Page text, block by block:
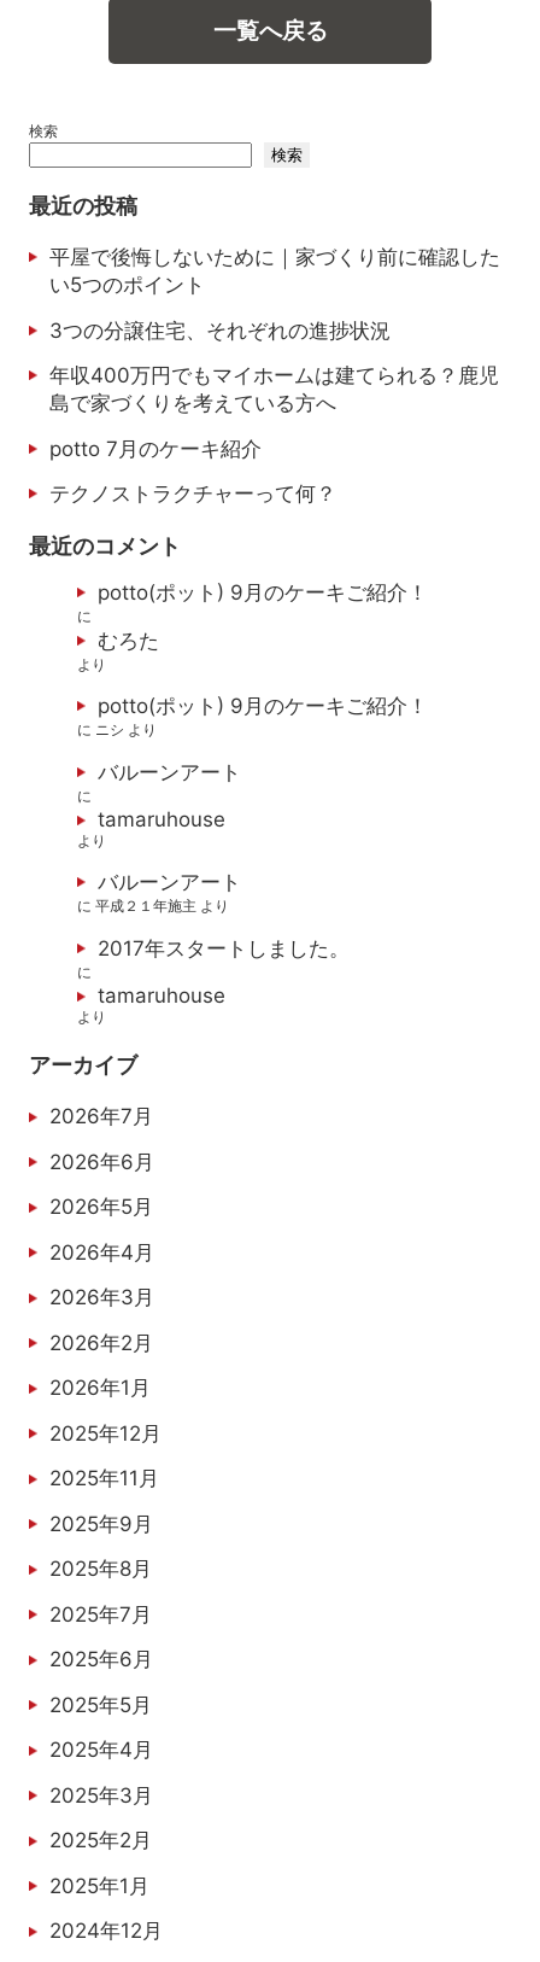
一覧へ戻る
検索
検索
最近の投稿
平屋で後悔しないために｜家づくり前に確認した
い5つのポイント
3つの分譲住宅、それぞれの進捗状況
年収400万円でもマイホームは建てられる？鹿児
島で家づくりを考えている方へ
potto 7月のケーキ紹介
テクノストラクチャーって何？
最近のコメント
potto(ポット) 9月のケーキご紹介！
に
むろた
より
potto(ポット) 9月のケーキご紹介！
に ニシ より
バルーンアート
に
tamaruhouse
より
バルーンアート
に平成２１年施主 より
2017年スタートしました。
に
tamaruhouse
より
アーカイブ
2026年7月
2026年6月
2026年5月
2026年4月
2026年3月
2026年2月
2026年1月
2025年12月
2025年11月
2025年9月
2025年8月
2025年7月
2025年6月
2025年5月
2025年4月
2025年3月
2025年2月
2025年1月
2024年12月